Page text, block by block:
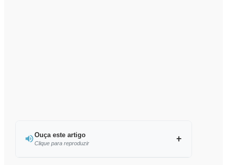
Ouça este artigo
Clique para reproduzir